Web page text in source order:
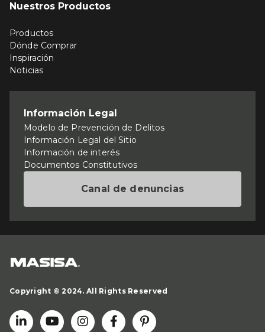
Nuestros Productos
Productos
Dónde Comprar
Inspiración
Noticias
Información Legal
Modelo de Prevención de Delitos
Información Legal del Sitio
Información de interés
Documentos Constitutivos
Canal de denuncias
Copyright © 2024. All Rights Reserved